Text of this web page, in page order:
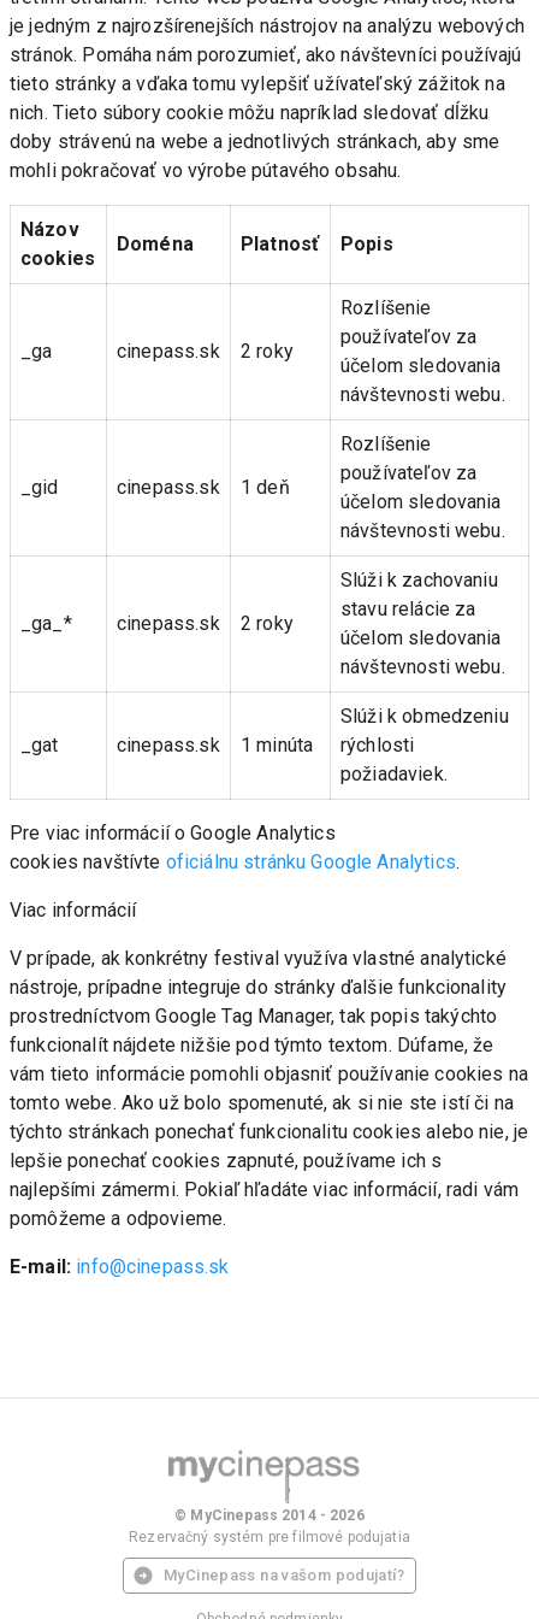
je jedným z najrozšírenejších nástrojov na analýzu webových
stránok. Pomáha nám porozumieť, ako návštevníci používajú
tieto stránky a vďaka tomu vylepšiť užívateľský zážitok na
nich. Tieto súbory cookie môžu napríklad sledovať dĺžku
doby strávenú na webe a jednotlivých stránkach, aby sme
mohli pokračovať vo výrobe pútavého obsahu.
Názov
cookies
Doména Platnosť Popis
_ga cinepass.sk 2 roky
Rozlíšenie
používateľov za
účelom sledovania
návštevnosti webu.
_gid cinepass.sk 1 deň
Rozlíšenie
používateľov za
účelom sledovania
návštevnosti webu.
_ga_* cinepass.sk 2 roky
Slúži k zachovaniu
stavu relácie za
účelom sledovania
návštevnosti webu.
_gat cinepass.sk 1 minúta
Slúži k obmedzeniu
rýchlosti
požiadaviek.
Pre viac informácií o Google Analytics
cookies navštívte oficiálnu stránku Google Analytics.
Viac informácií
V prípade, ak konkrétny festival využíva vlastné analytické
nástroje, prípadne integruje do stránky ďalšie funkcionality
prostredníctvom Google Tag Manager, tak popis takýchto
funkcionalít nájdete nižšie pod týmto textom. Dúfame, že
vám tieto informácie pomohli objasniť používanie cookies na
tomto webe. Ako už bolo spomenuté, ak si nie ste istí či na
týchto stránkach ponechať funkcionalitu cookies alebo nie, je
lepšie ponechať cookies zapnuté, používame ich s
najlepšími zámermi. Pokiaľ hľadáte viac informácií, radi vám
pomôžeme a odpovieme.
E-mail: info@cinepass.sk
© MyCinepass 2014 - 2026
Rezervačný systém pre filmové podujatia
MyCinepass na vašom podujatí?